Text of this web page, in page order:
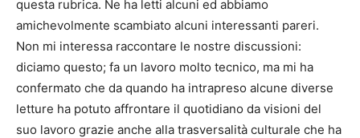
questa rubrica. Ne ha letti alcuni ed abbiamo
amichevolmente scambiato alcuni interessanti pareri.
Non mi interessa raccontare le nostre discussioni:
diciamo questo; fa un lavoro molto tecnico, ma mi ha
confermato che da quando ha intrapreso alcune diverse
letture ha potuto affrontare il quotidiano da visioni del
suo lavoro grazie anche alla trasversalità culturale che ha